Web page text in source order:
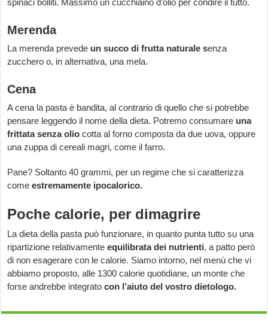
spinaci bolliti. Massimo un cucchiaino d’olio per condire il tutto.
Merenda
La merenda prevede un succo di frutta naturale senza
zucchero o, in alternativa, una mela.
Cena
A cena la pasta è bandita, al contrario di quello che si potrebbe
pensare leggendo il nome della dieta. Potremo consumare una
frittata senza olio cotta al forno composta da due uova, oppure
una zuppa di cereali magri, come il farro.
Pane? Soltanto 40 grammi, per un regime che si caratterizza
comeestremamente ipocalorico.
Poche calorie, per dimagrire
La dieta della pasta può funzionare, in quanto punta tutto su una
ripartizione relativamenteequilibrata dei nutrienti, a patto però
di non esagerare con le calorie. Siamo intorno, nel menù che vi
abbiamo proposto, alle 1300 calorie quotidiane, un monte che
forse andrebbe integratocon l’aiuto del vostro dietologo.